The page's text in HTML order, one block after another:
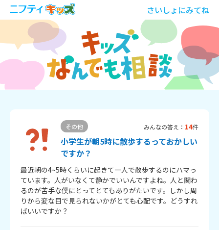
さいしょにみてね
その他 みんなの答え： 14件
小学生が朝5時に散歩するっておかしい
ですか？
最近朝の4~5時くらいに起きて一人で散歩するのにハマっ
ています。人がいなくて静かでいいんですよね。人と関わ
るのが苦手な僕にとってとてもありがたいです。しかし周
りから変な目で見られないかがとても心配です。どうすれ
ばいいですか？